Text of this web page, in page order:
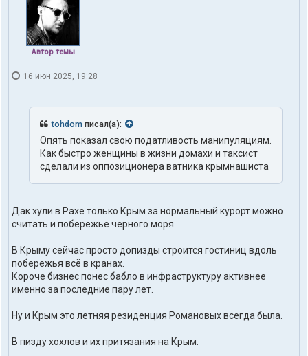
Автор темы
16 июн 2025, 19:28
tohdom писал(а):
Опять показал свою податливость манипуляциям.
Как быстро женщины в жизни домахи и таксист
сделали из оппозиционера ватника крымнашиста
Дак хули в Рахе только Крым за нормальный курорт можно
считать и побережье черного моря.
В Крыму сейчас просто допизды строится гостиниц вдоль
побережья всё в кранах.
Короче бизнес понес бабло в инфраструктуру активнее
именно за последние пару лет.
Ну и Крым это летняя резиденция Романовых всегда была.
В пизду хохлов и их притязания на Крым.